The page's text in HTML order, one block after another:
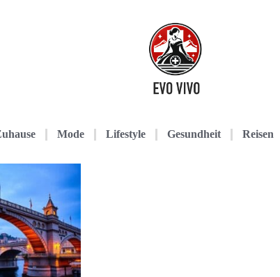
Mode Lifestyle Gesundheit Reisen